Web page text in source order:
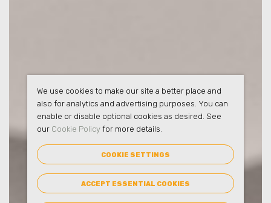
We use cookies to make our site a better place and
also for analytics and advertising purposes. You can
enable or disable optional cookies as desired. See
our Cookie Policyfor more details.
COOKIE SETTINGS
ACCEPT ESSENTIAL COOKIES